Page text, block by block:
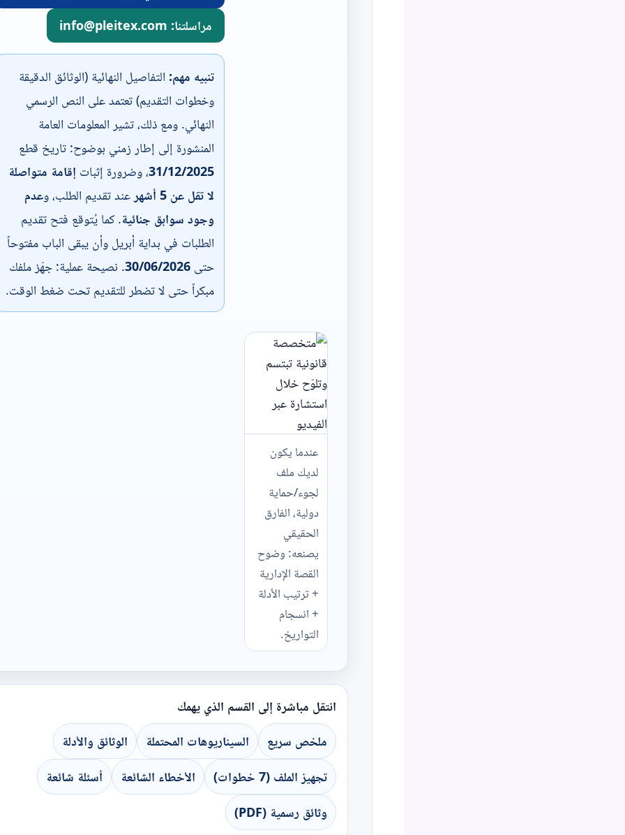
مراسلتنا: info@pleitex.com
تنبيه مهم: التفاصيل النهائية (الوثائق الدقيقة
وخطوات التقديم) تعتمد على النص الرسمي
النهائي. ومع ذلك، تشير المعلومات العامة
المنشورة إلى إطار زمني بوضوح: تاريخ قطع
31/12/2025، وضرورة إثبات إقامة متواصلة
لا تقل عن 5 أشهر
عند تقديم الطلب، وعدم
وجود سوابق جنائية. كما يُتوقع فتح تقديم
الطلبات في بداية أبريل وأن يبقى الباب مفتوحاً
حتى 30/06/2026. نصيحة عملية: جهّز ملفك
مبكراً حتى لا تضطر للتقديم تحت ضغط الوقت.
عندما يكون
لديك ملف
لجوء/حماية
دولية، الفارق
الحقيقي
يصنعه: وضوح
القصة الإدارية
+ ترتيب الأدلة
+ انسجام
التواريخ.
انتقل مباشرة إلى القسم الذي يهمك
ملخص سريع السيناريوهات المحتملة الوثائق والأدلة
تجهيز الملف (7 خطوات) الأخطاء الشائعة أسئلة شائعة
وثائق رسمية (PDF)